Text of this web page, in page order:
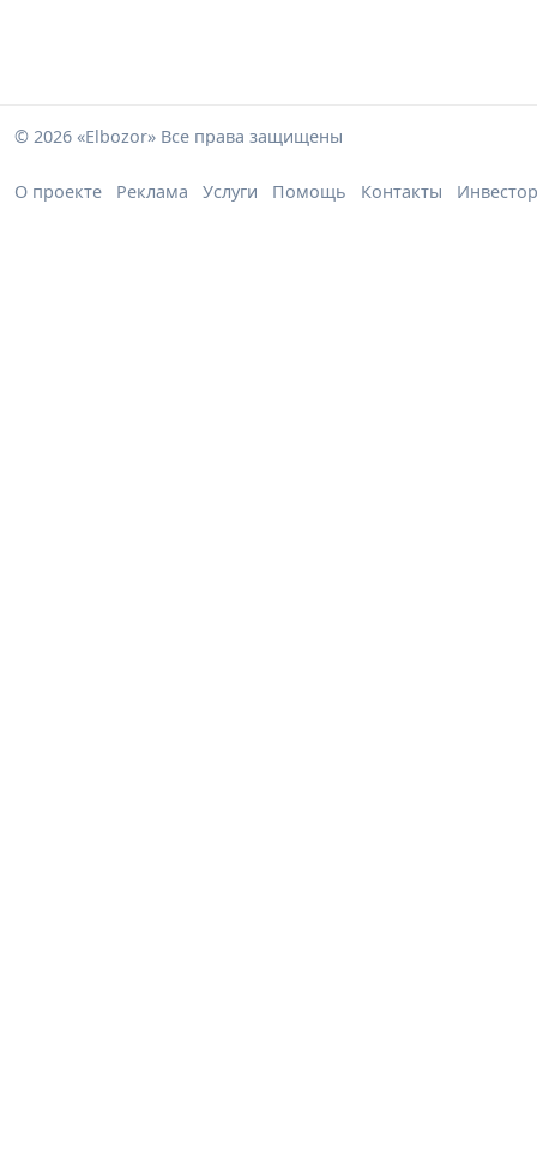
© 2026 «Elbozor» Все права защищены
О проекте Реклама Услуги Помощь Контакты